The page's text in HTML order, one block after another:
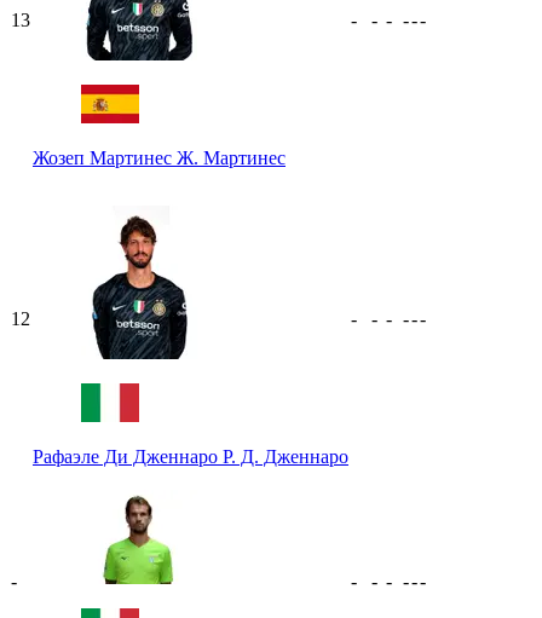
13
Жозеп Мартинес Ж. Мартинес
- - - ---
12
Рафаэле Ди Дженнаро Р. Д. Дженнаро
- - - ---
- - - - ---